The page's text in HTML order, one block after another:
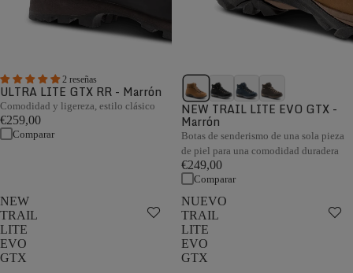
2 reseñas
ULTRA LITE GTX RR - Marrón
Comodidad y ligereza, estilo clásico
€259,00
Comparar
NEW TRAIL LITE EVO GTX -
Marrón
Botas de senderismo de una sola pieza
de piel para una comodidad duradera
€249,00
Comparar
NEW
TRAIL
LITE
EVO
GTX
NUEVO
TRAIL
LITE
EVO
GTX